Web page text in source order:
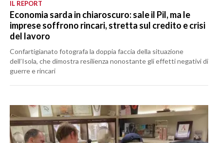
IL REPORT
Economia sarda in chiaroscuro: sale il Pil, ma le
imprese soffrono rincari, stretta sul credito e crisi
del lavoro
Confartigianato fotografa la doppia faccia della situazione
dell’Isola, che dimostra resilienza nonostante gli effetti negativi di
guerre e rincari